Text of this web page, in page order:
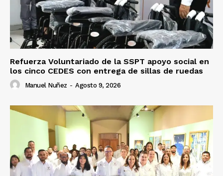
Refuerza Voluntariado de la SSPT apoyo social en
los cinco CEDES con entrega de sillas de ruedas
Manuel Nuñez - Agosto 9, 2026